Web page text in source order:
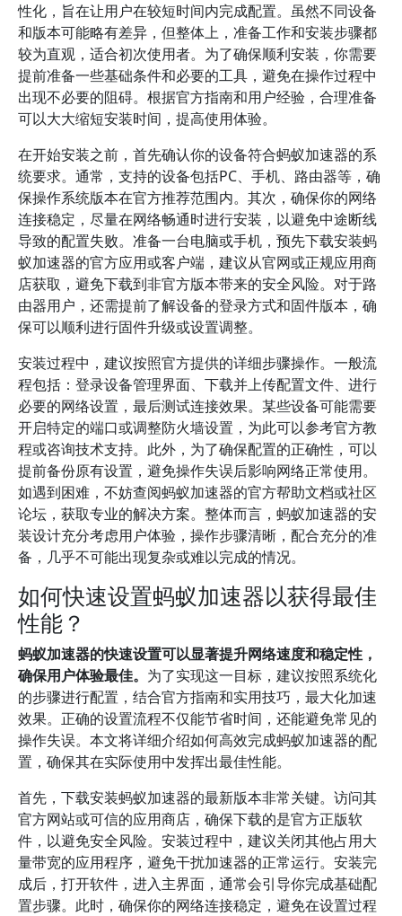
性化，旨在让用户在较短时间内完成配置。虽然不同设备
和版本可能略有差异，但整体上，准备工作和安装步骤都
较为直观，适合初次使用者。为了确保顺利安装，你需要
提前准备一些基础条件和必要的工具，避免在操作过程中
出现不必要的阻碍。根据官方指南和用户经验，合理准备
可以大大缩短安装时间，提高使用体验。
在开始安装之前，首先确认你的设备符合蚂蚁加速器的系
统要求。通常，支持的设备包括PC、手机、路由器等，确
保操作系统版本在官方推荐范围内。其次，确保你的网络
连接稳定，尽量在网络畅通时进行安装，以避免中途断线
导致的配置失败。准备一台电脑或手机，预先下载安装蚂
蚁加速器的官方应用或客户端，建议从官网或正规应用商
店获取，避免下载到非官方版本带来的安全风险。对于路
由器用户，还需提前了解设备的登录方式和固件版本，确
保可以顺利进行固件升级或设置调整。
安装过程中，建议按照官方提供的详细步骤操作。一般流
程包括：登录设备管理界面、下载并上传配置文件、进行
必要的网络设置，最后测试连接效果。某些设备可能需要
开启特定的端口或调整防火墙设置，为此可以参考官方教
程或咨询技术支持。此外，为了确保配置的正确性，可以
提前备份原有设置，避免操作失误后影响网络正常使用。
如遇到困难，不妨查阅蚂蚁加速器的官方帮助文档或社区
论坛，获取专业的解决方案。整体而言，蚂蚁加速器的安
装设计充分考虑用户体验，操作步骤清晰，配合充分的准
备，几乎不可能出现复杂或难以完成的情况。
如何快速设置蚂蚁加速器以获得最佳
性能？
蚂蚁加速器的快速设置可以显著提升网络速度和稳定性，
确保用户体验最佳。 为了实现这一目标，建议按照系统化
的步骤进行配置，结合官方指南和实用技巧，最大化加速
效果。正确的设置流程不仅能节省时间，还能避免常见的
操作失误。本文将详细介绍如何高效完成蚂蚁加速器的配
置，确保其在实际使用中发挥出最佳性能。
首先，下载安装蚂蚁加速器的最新版本非常关键。访问其
官方网站或可信的应用商店，确保下载的是官方正版软
件，以避免安全风险。安装过程中，建议关闭其他占用大
量带宽的应用程序，避免干扰加速器的正常运行。安装完
成后，打开软件，进入主界面，通常会引导你完成基础配
置步骤。此时，确保你的网络连接稳定，避免在设置过程